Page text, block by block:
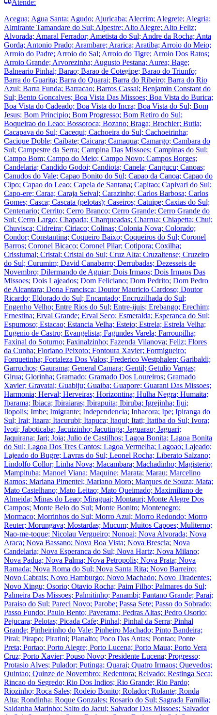
Atende:
Acegua; Agua Santa; Agudo; Ajuricaba; Alecrim; Alegrete; Alegria;
Almirante Tamandare do Sul; Alpestre; Alto Alegre; Alto Feliz;
Alvorada; Amaral Ferrador; Ametista do Sul; Andre da Rocha; Anta
Gorda; Antonio Prado; Arambare; Ararica; Aratiba; Arroio do Meio;
Arroio do Padre; Arroio do Sal; Arroio do Tigre; Arroio Dos Ratos;
Arroio Grande; Arvorezinha; Augusto Pestana; Aurea; Bage;
Balneario Pinhal; Barao; Barao de Cotegipe; Barao do Triunfo;
Barra do Guarita; Barra do Quarai; Barra do Ribeiro; Barra do Rio
Azul; Barra Funda; Barracao; Barros Cassal; Benjamin Constant do
Sul; Bento Goncalves; Boa Vista Das Missoes; Boa Vista do Burica;
Boa Vista do Cadeado; Boa Vista do Incra; Boa Vista do Sul; Bom
Jesus; Bom Principio; Bom Progresso; Bom Retiro do Sul;
Boqueirao do Leao; Bossoroca; Bozano; Braga; Brochier; Butia;
Cacapava do Sul; Cacequi; Cachoeira do Sul; Cachoeirinha;
Cacique Doble; Caibate; Caicara; Camaqua; Camargo; Cambara do
Sul; Campestre da Serra; Campina Das Missoes; Campinas do Sul;
Campo Bom; Campo do Meio; Campo Novo; Campos Borges;
Candelaria; Candido Godoi; Candiota; Canela; Cangucu; Canoas;
Canudos do Vale; Capao Bonito do Sul; Capao da Canoa; Capao do
Cipo; Capao do Leao; Capela de Santana; Capitao; Capivari do Sul;
Capo-ere; Caraa; Caraja Seival; Carazinho; Carlos Barbosa; Carlos
Gomes; Casca; Cascata (pelotas); Caseiros; Catuipe; Caxias do Sul;
Centenario; Cerrito; Cerro Branco; Cerro Grande; Cerro Grande do
Sul; Cerro Largo; Chapada; Charqueadas; Charrua; Chiapetta; Chui;
Chuvisca; Cidreira; Ciriaco; Colinas; Colonia Nova; Colorado;
Condor; Constantina; Coqueiro Baixo; Coqueiros do Sul; Coronel
Barros; Coronel Bicaco; Coronel Pilar; Cotipora; Coxilha;
Crissiumal; Cristal; Cristal do Sul; Cruz Alta; Cruzaltense; Cruzeiro
do Sul; Curumim; David Canabarro; Derrubadas; Dezesseis de
Novembro; Dilermando de Aguiar; Dois Irmaos; Dois Irmaos Das
Missoes; Dois Lajeados; Dom Feliciano; Dom Pedrito; Dom Pedro
de Alcantara; Dona Francisca; Doutor Mauricio Cardoso; Doutor
Ricardo; Eldorado do Sul; Encantado; Encruzilhada do Sul;
Engenho Velho; Entre Rios do Sul; Entre-ijuis; Erebango; Erechim;
Ernestina; Erval Grande; Erval Seco; Esmeralda; Esperanca do Sul;
Espumoso; Estacao; Estancia Velha; Esteio; Estrela; Estrela Velha;
Eugenio de Castro; Evangelista; Fagundes Varela; Farroupilha;
Faxinal do Soturno; Faxinalzinho; Fazenda Vilanova; Feliz; Flores
da Cunha; Floriano Peixoto; Fontoura Xavier; Formigueiro;
Forquetinha; Fortaleza Dos Valos; Frederico Westphalen; Garibaldi;
Garruchos; Gaurama; General Camara; Gentil; Getulio Vargas;
Girua; Glorinha; Gramado; Gramado Dos Loureiros; Gramado
Xavier; Gravatai; Guabiju; Guaiba; Guapore; Guarani Das Missoes;
Harmonia; Herval; Herveiras; Horizontina; Hulha Negra; Humaita;
Ibarama; Ibiaca; Ibiraiaras; Ibirapuita; Ibiruba; Igrejinha; Ijui;
Ilopolis; Imbe; Imigrante; Independencia; Inhacora; Ipe; Ipiranga do
Sul; Irai; Itaara; Itacurubi; Itapuca; Itaqui; Itati; Itatiba do Sul; Ivora;
Ivoti; Jaboticaba; Jacuizinho; Jacutinga; Jaguarao; Jaguari;
Jaquirana; Jari; Joia; Julio de Castilhos; Lagoa Bonita; Lagoa Bonita
do Sul; Lagoa Dos Tres Cantos; Lagoa Vermelha; Lagoao; Lajeado;
Lajeado do Bugre; Lavras do Sul; Leonel Rocha; Liberato Salzano;
Lindolfo Collor; Linha Nova; Macambara; Machadinho; Magisterio;
Mampituba; Manoel Viana; Maquine; Marata; Marau; Marcelino
Ramos; Mariana Pimentel; Mariano Moro; Marques de Souza; Mata;
Mato Castelhano; Mato Leitao; Mato Queimado; Maximiliano de
Almeida; Minas do Leao; Miraguai; Montauri; Monte Alegre Dos
Campos; Monte Belo do Sul; Monte Bonito; Montenegro;
Mormaco; Morrinhos do Sul; Morro Azul; Morro Redondo; Morro
Reuter; Morungava; Mostardas; Mucum; Muitos Capoes; Muliterno;
Nao-me-toque; Nicolau Vergueiro; Nonoai; Nova Alvorada; Nova
Araca; Nova Bassano; Nova Boa Vista; Nova Brescia; Nova
Candelaria; Nova Esperanca do Sul; Nova Hartz; Nova Milano;
Nova Padua; Nova Palma; Nova Petropolis; Nova Prata; Nova
Ramada; Nova Roma do Sul; Nova Santa Rita; Novo Barreiro;
Novo Cabrais; Novo Hamburgo; Novo Machado; Novo Tiradentes;
Novo Xingu; Osorio; Otavio Rocha; Paim Filho; Palmares do Sul;
Palmeira Das Missoes; Palmitinho; Panambi; Pantano Grande; Parai;
Paraiso do Sul; Pareci Novo; Parobe; Passa Sete; Passo do Sobrado;
Passo Fundo; Paulo Bento; Paverama; Pedras Altas; Pedro Osorio;
Pejucara; Pelotas; Picada Cafe; Pinhal; Pinhal da Serra; Pinhal
Grande; Pinheirinho do Vale; Pinheiro Machado; Pinto Bandeira;
Pirai; Pirapo; Piratini; Planalto; Poco Das Antas; Pontao; Ponte
Preta; Portao; Porto Alegre; Porto Lucena; Porto Maua; Porto Vera
Cruz; Porto Xavier; Pouso Novo; Presidente Lucena; Progresso;
Protasio Alves; Pulador; Putinga; Quarai; Quatro Irmaos; Quevedos;
Quintao; Quinze de Novembro; Redentora; Relvado; Restinga Seca;
Rincao do Segredo; Rio Dos Indios; Rio Grande; Rio Pardo;
Riozinho; Roca Sales; Rodeio Bonito; Rolador; Rolante; Ronda
Alta; Rondinha; Roque Gonzales; Rosario do Sul; Sagrada Familia;
Saldanha Marinho; Salto do Jacui; Salvador Das Missoes; Salvador